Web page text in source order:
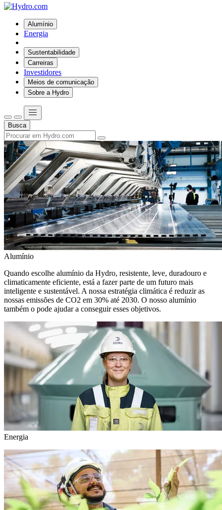
Alumínio
Energia
Sustentabilidade
Carreiras
Investidores
Meios de comunicação
Sobre a Hydro
Busca
Alumínio
Quando escolhe alumínio da Hydro, resistente, leve, duradouro e
climaticamente eficiente, está a fazer parte de um futuro mais
inteligente e sustentável. A nossa estratégia climática é reduzir as
nossas emissões de CO2 em 30% até 2030. O nosso alumínio
também o pode ajudar a conseguir esses objetivos.
Energia